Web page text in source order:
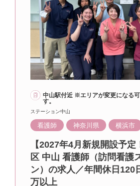
中山駅付近 ※エリアが変更になる
す。
ステーション中山
看護師 神奈川県 横浜市
【2027年4月新規開設予
区 中山 看護師（訪問看護
ン）の求人／年間休日120
万以上